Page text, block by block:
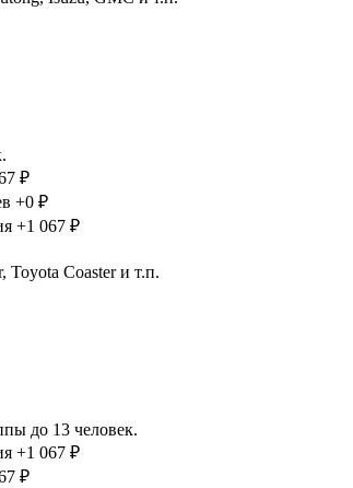
₽
+0 ₽
+1 067 ₽
Toyota Coaster и т.п.
до 13 человек.
+1 067 ₽
₽